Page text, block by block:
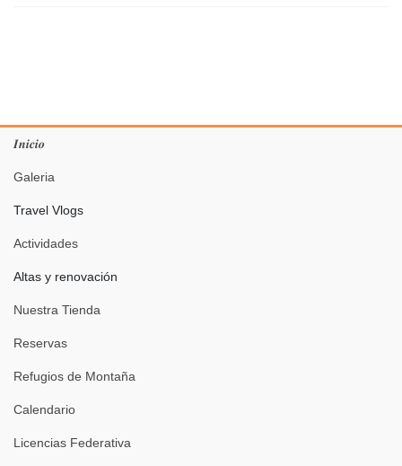
𝑰𝒏𝒊𝒄𝒊𝒐
Galeria
Travel Vlogs
Actividades
Altas y renovación
Nuestra Tienda
Reservas
Refugios de Montaña
Calendario
Licencias Federativa